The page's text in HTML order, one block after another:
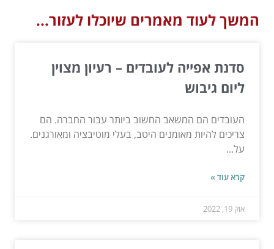
המשך לעוד מאמרים שיוכלו לעזור...
סדנת אפייה לעובדים – רעיון מצוין
ליום גיבוש
העובדים הם המשאב החשוב ביותר עבור החברה. הם
צריכים להיות מאומנים היטב, בעלי מוטיבציה ומאורגנים.
על...
קרא עוד »
אוק 19, 2022